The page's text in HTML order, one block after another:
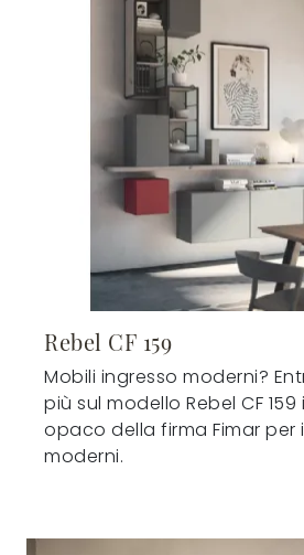
Rebel CF 159
Mobili ingresso moderni?
più sul modello Rebel CF
opaco della firma Fimar per
moderni.